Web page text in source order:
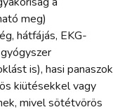
meg)
hátfájás, EKG-
is), hasi panaszok
kiütésekkel vagy
mivel sötétvörös